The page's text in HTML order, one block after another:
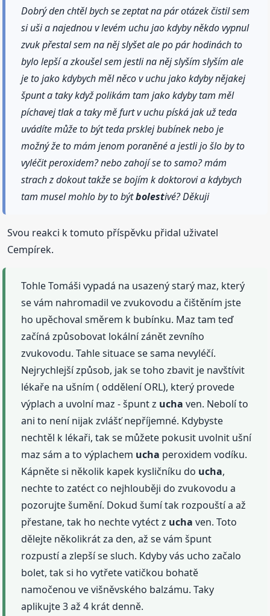
Dobrý den chtěl bych se zeptat na pár otázek čistil sem
si uši a najednou v levém uchu jao kdyby někdo vypnul
zvuk přestal sem na něj slyšet ale po pár hodinách to
bylo lepší a zkoušel sem jestli na něj slyším slyším ale
je to jako kdybych měl něco v uchu jako kdyby nějakej
špunt a taky když polikám tam jako kdyby tam měl
píchavej tlak a taky mě furt v uchu píská jak už teda
uvádíte může to být teda prsklej bubínek nebo je
možný že to mám jenom poraněné a jestli jo šlo by to
vyléčit peroxidem? nebo zahojí se to samo? mám
strach z dokout takže se bojím k doktorovi a kdybych
tam musel mohlo by to býtbolestivé? Děkuji
Svou reakci k tomuto příspěvku přidal uživatel
Cempírek.
Tohle Tomáši vypadá na usazený starý maz, který
se vám nahromadil ve zvukovodu a čištěním jste
ho upěchoval směrem k bubínku. Maz tam teď
začíná způsobovat lokální zánět zevního
zvukovodu. Tahle situace se sama nevyléčí.
Nejrychlejší způsob, jak se toho zbavit je navštívit
lékaře na ušním ( oddělení ORL), který provede
výplach a uvolní maz - špunt z ucha ven. Nebolí to
ani to není nijak zvlášť nepříjemné. Kdybyste
nechtěl k lékaři, tak se můžete pokusit uvolnit ušní
maz sám a to výplachem ucha peroxidem vodíku.
Kápněte si několik kapek kysličníku do ucha,
nechte to zatéct co nejhlouběji do zvukovodu a
pozorujte šumění. Dokud šumí tak rozpouští a až
přestane, tak ho nechte vytéct z ucha ven. Toto
dělejte několikrát za den, až se vám špunt
rozpustí a zlepší se sluch. Kdyby vás ucho začalo
bolet, tak si ho vytřete vatičkou bohatě
namočenou ve višněvského balzámu. Taky
aplikujte 3 až 4 krát denně.